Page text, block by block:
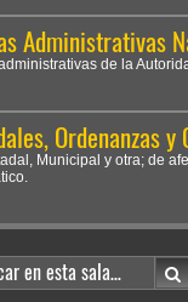
Administrativas
de la
Ordenanzas y
Municipal y otra; de